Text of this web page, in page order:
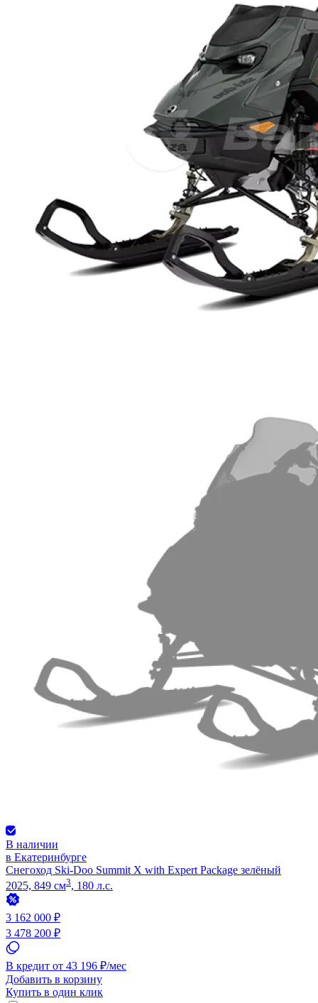
В наличии
в Екатеринбурге
Снегоход Ski-Doo Summit X with Expert Package зелёный
2025, 849 см3, 180 л.с.
3 162 000 ₽
3 478 200 ₽
В кредит от 43 196 ₽/мес
Добавить в корзину
Купить в один клик